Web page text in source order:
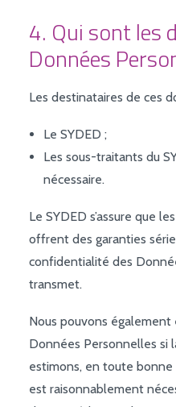
4. Qui sont les
Données
Les destinataires de ces
Le SYDED ;
Les sous-traitants du
nécessaire.
Le SYDED s’assure que
offrent des garanties
confidentialité des
transmet.
Nous pouvons
Données Personnelles si
estimons, en toute bonne
est raisonnablement